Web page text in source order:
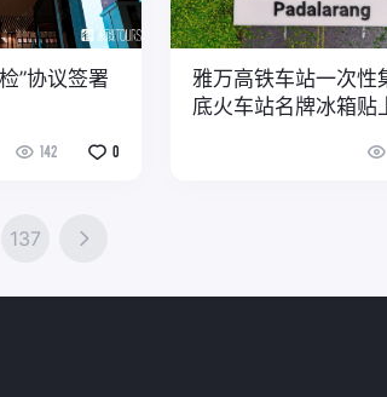
”协议签署
142 0
雅万高铁车站一次性
底火车站名牌冰箱贴
137